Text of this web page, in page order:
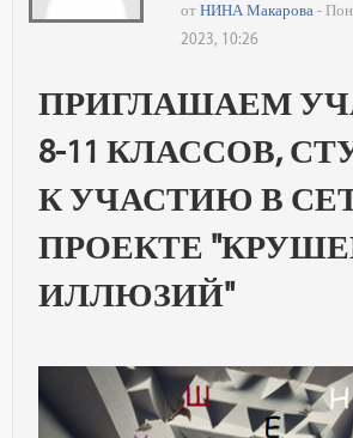
от НИНА Макарова -
2023, 10:26
ПРИГЛАШАЕМ
8-11 КЛАССОВ,
К УЧАСТИЮ В
ПРОЕКТЕ
ИЛЛЮЗИЙ"